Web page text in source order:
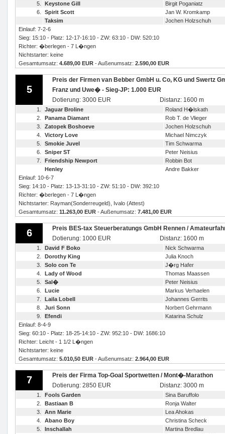
5.
Keystone Gill
Birgit Poganiatz
6.
Spirit Scott
Jan W. Kromkamp
Taksim
Jochen Holzschuh
Einlauf: 7-2-6
Sieg: 15:10 - Platz: 12-17-16:10 - ZW: 63:10 - DW: 520:10
Richter: �berlegen - 7 L�ngen
Nichtstarter: keine
Gesamtumsatz: 4.689,00 EUR - Außenumsatz: 2.590,00 EUR
5
Preis der Firmen van Bebber GmbH u. Co, KG und Swertz
Franz und Uwe� - Sieg-JP: 1.000 EUR
Dotierung: 3000 EUR
Distanz: 1600 m
1. Jaguar Broline
Roland H�lskath
2.
Panama Diamant
Rob T. de Vlieger
3.
Zatopek Boshoeve
Jochen Holzschuh
4.
Victory Love
Michael Nimczyk
5.
Smokie Juvel
Tim Schwarma
6.
Sniper ST
Peter Neisius
7.
Friendship Newport
Robbin Bot
Henley
Andre Bakker
Einlauf: 10-6-7
Sieg: 14:10 - Platz: 13-13-31:10 - ZW: 51:10 - DW: 392:10
Richter: �berlegen - 7 L�ngen
Nichtstarter: Rayman(Sonderreugeld), Ivalo (Attest)
Gesamtumsatz: 11.263,00 EUR - Außenumsatz: 7.481,00 EUR
6
Preis BES-tax Steuerberatungs GmbH Rennen /
Dotierung: 1000 EUR
Distanz: 1600 m
1. David F Boko
Nick Schwarma
2.
Dorothy King
Julia Knoch
3.
Solo con Te
J�rg Hafer
4.
Lady of Wood
Thomas Maassen
5.
Sal�
Peter Neisius
6.
Lucie
Markus Verhaelen
7.
Laila Lobell
Johannes Gerrits
8.
Juri Sonn
Norbert Gehrmann
9.
Efendi
Katarina Schulz
Einlauf: 8-4-9
Sieg: 60:10 - Platz: 18-25-14:10 - ZW: 952:10 - DW: 1686:10
Richter: Leicht - 1 1/2 L�ngen
Nichtstarter: keine
Gesamtumsatz: 5.010,50 EUR - Außenumsatz: 2.964,00 EUR
7
Preis der Firma Top-Goal Sportwetten / Mont�-Marathon
Dotierung: 2850 EUR
Distanz: 3000 m
1. Fools Garden
Sina Baruffolo
2.
Bastiaan B
Ronja Walter
3.
Ann Marie
Lea Ahokas
4.
Abano Boy
Christina Scheck
5.
Inschallah
Martina Bredlau